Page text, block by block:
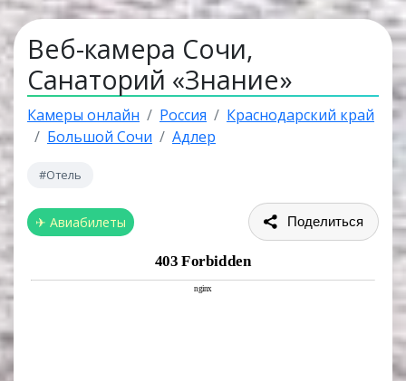
Веб-камера Сочи,
Санаторий «Знание»
Камеры онлайн Россия
Краснодарский край
Большой Сочи
Адлер
#Отель
✈ Авиабилеты Поделиться